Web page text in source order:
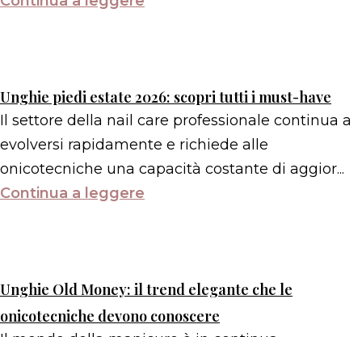
Unghie piedi estate 2026: scopri tutti i must-have
Il settore della nail care professionale continua a
evolversi rapidamente e richiede alle
onicotecniche una capacità costante di aggior...
Continua a leggere
Unghie Old Money: il trend elegante che le
onicotecniche devono conoscere